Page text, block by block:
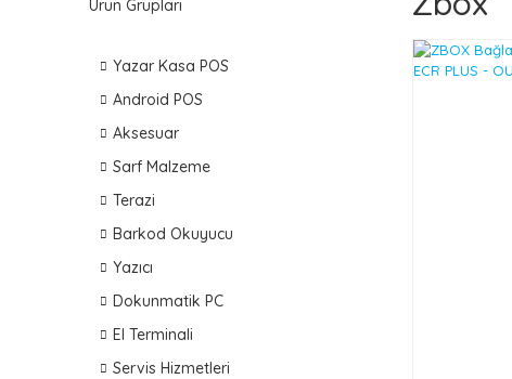
Ürün Grupları
Yazar Kasa POS
Android POS
Aksesuar
Sarf Malzeme
Terazi
Barkod Okuyucu
Yazıcı
Dokunmatik PC
El Terminali
Servis Hizmetleri